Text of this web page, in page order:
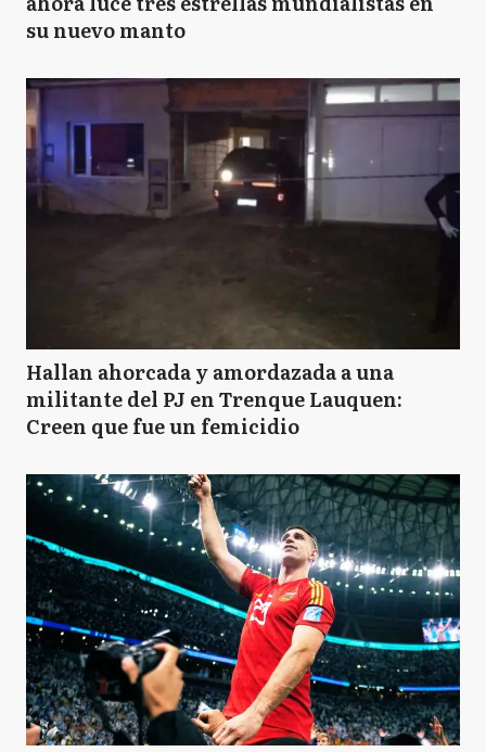
su nuevo manto
Hallan ahorcada y amordazada a una
militante del PJ en Trenque Lauquen:
Creen que fue un femicidio